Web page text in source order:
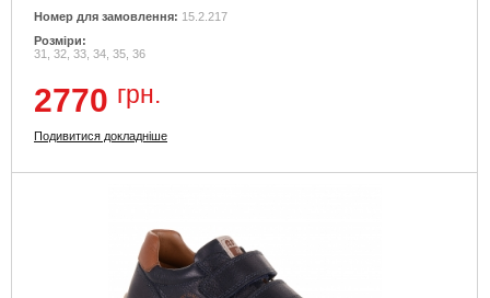
Номер для замовлення: 15.2.217
Розміри:
31, 32, 33, 34, 35, 36
2770 грн.
Подивитися докладніше